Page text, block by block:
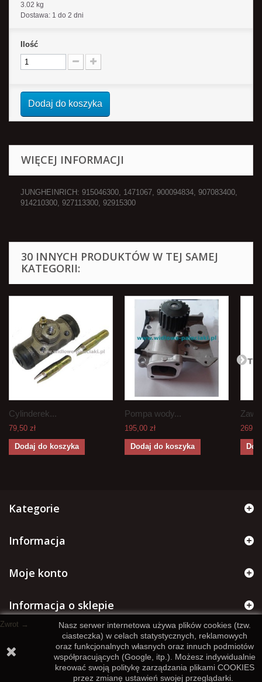
3.02 kg
Dostawa: 1 do 2 dni
Ilość
Dodaj do koszyka
WIĘCEJ INFORMACJI
JUNGHEINRICH: 915046300, 1471067, 900094834, 907083400,
914210300, 927113300, 92915300
30 INNYCH PRODUKTÓW W TEJ SAMEJ
KATEGORII:
Cylinderek...
79,50 zł
Dodaj do koszyka
Pompa wody...
195,00 zł
Dodaj do koszyka
Kategorie
Informacja
Moje konto
Informacja o sklepie
Nasz serwer internetowa używa plików cookies (tzw.
ciasteczka) w celach statystycznych, reklamowych
oraz funkcjonalnych własnych oraz innuch podmiotów
współpracujących (Google, itp.). Możesz indywidualnie
kreować swoją politykę zarządzania plikami COOKIES
przez zmianę ustawień swojej przeglądarki.
Zwrot →